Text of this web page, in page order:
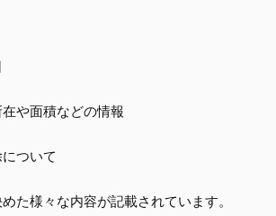
や面積などの情報
ついて
た様々な内容が記載されています。